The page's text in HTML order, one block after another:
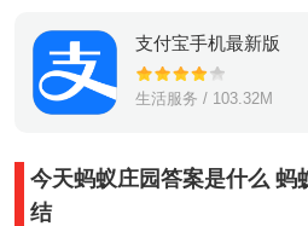
支付宝手机最新版
生活服务 / 103.32M
今天蚂蚁庄园答案是什么 蚂
结